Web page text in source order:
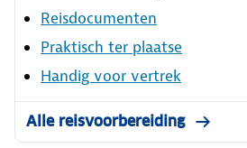
Reisdocumenten
Praktisch ter plaatse
Handig voor vertrek
Alle reisvoorbereiding